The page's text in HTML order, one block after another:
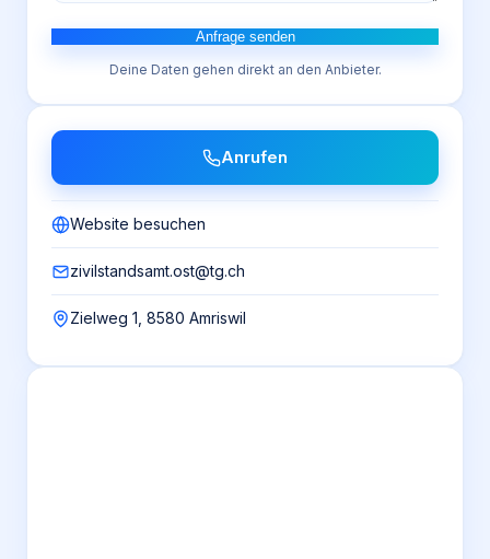
Anfrage senden
Deine Daten gehen direkt an den Anbieter.
Anrufen
Website besuchen
zivilstandsamt.ost@tg.ch
Zielweg 1, 8580 Amriswil